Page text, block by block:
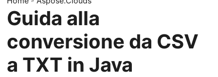
n
a
i
e
Guida alla
conversione da CSV
a TXT in Java